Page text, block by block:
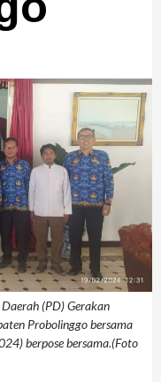
(PD) Gerakan
Probolinggo bersama
berpose bersama.(Foto